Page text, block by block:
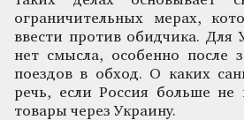
ограничительных мерах,
ввести против обидчика.
нет смысла, особенно после
поездов в обход. О каких
речь, если Россия больше не
товары через Украину.